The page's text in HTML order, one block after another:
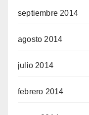
septiembre 2014
agosto 2014
julio 2014
febrero 2014